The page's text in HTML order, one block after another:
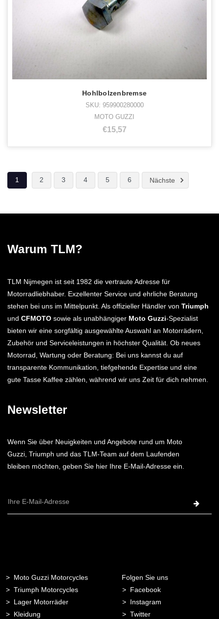
Hohlbolzenbremse
SKU: 959900280000
MOTO GUZZI
€15,57
1 2 3 4 5 6 Nächste
Warum TLM?
TLM Nijmegen ist seit 1982 die vertraute Adresse für
Motorradliebhaber. Exzellenter Service und ehrliche Beratung
stehen bei uns im Mittelpunkt. Als offizieller Händler von Triumph
und CFMOTO sowie als unabhängiger Moto Guzzi-Spezialist
bieten wir eine sorgfältig ausgewählte Auswahl an Motorrädern,
Zubehör und Serviceleistungen in höchster Qualität. Ob neues
Motorrad, Wartung oder Beratung: Bei uns kannst du auf
transparente Kommunikation, tiefgehende Expertise und eine
gute Tasse Kaffee zählen, während wir uns Zeit für dich nehmen.
Newsletter
Wenn Sie über Neuigkeiten und Angebote rund um Moto
Guzzi, Triumph und das TLM-Team auf dem Laufenden
bleiben möchten, geben Sie hier Ihre E-Mail-Adresse ein.
E-
Moto Guzzi Motorcycles
Triumph Motorcycles
Lager Motorräder
Kleidung
Folgen Sie uns
Facebook
Instagram
Twitter